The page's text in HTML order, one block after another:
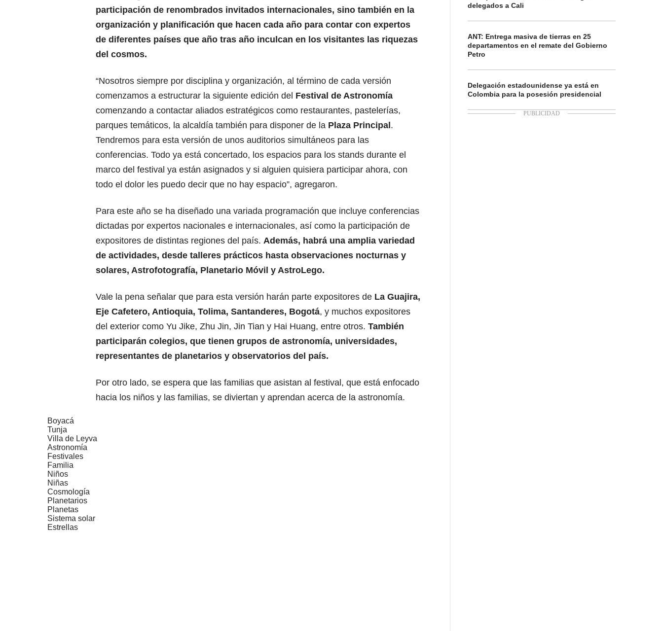
participación de renombrados invitados internacionales, sino también en la
organización y planificación que hacen cada año para contar con expertos
de diferentes países que año tras año inculcan en los visitantes las riquezas
del cosmos.
“Nosotros siempre por disciplina y organización, al término de cada versión
comenzamos a estructurar la siguiente edición del Festival de Astronomía
comenzando a contactar aliados estratégicos como restaurantes, pastelerías,
parques temáticos, la alcaldía también para disponer de la Plaza Principal .
Tendremos para esta versión de unos auditorios simultáneos para las
conferencias. Todo ya está concertado, los espacios para los stands durante el
marco del festival ya están asignados y si alguien quisiera participar ahora, con
todo el dolor les puedo decir que no hay espacio”, agregaron.
Para este año se ha diseñado una variada programación que incluye conferencias
dictadas por expertos nacionales e internacionales, así como la participación de
expositores de distintas regiones del país. Además, habrá una amplia variedad
de actividades, desde talleres prácticos hasta observaciones nocturnas y
solares, Astrofotografía, Planetario Móvil y AstroLego.
Vale la pena señalar que para esta versión harán parte expositores de La Guajira,
Eje Cafetero, Antioquia, Tolima, Santanderes, Bogotá, y muchos expositores
del exterior como Yu Jike, Zhu Jin, Jin Tian y Hai Huang, entre otros. También
participarán colegios, que tienen grupos de astronomía, universidades,
representantes de planetarios y observatorios del país.
Por otro lado, se espera que las familias que asistan al festival, que está enfocado
hacia los niños y las familias, se diviertan y aprendan acerca de la astronomía.
Boyacá
Tunja
Villa de Leyva
Astronomía
Festivales
Familia
Niños
Niñas
Cosmología
Planetarios
Planetas
Sistema solar
Estrellas
delegados a Cali
ANT: Entrega masiva de tierras en 25
departamentos en el remate del Gobierno
Petro
Delegación estadounidense ya está en
Colombia para la posesión presidencial